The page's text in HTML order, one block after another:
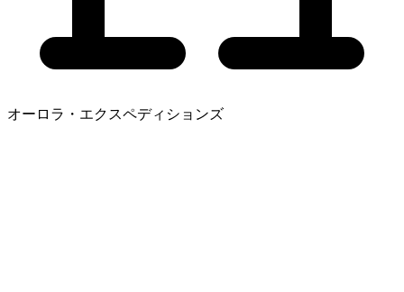
オーロラ・エクスペディションズ